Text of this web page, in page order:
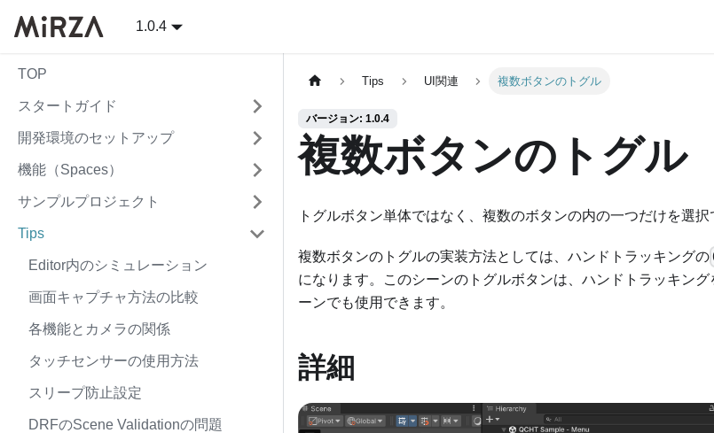
1.0.4
TOP
スタートガイド
開発環境のセットアップ
機能（Spaces）
サンプルプロジェクト
Tips
Editor内のシミュレーション
画面キャプチャ方法の比較
各機能とカメラの関係
タッチセンサーの使用方法
スリープ防止設定
DRFのScene Validationの問題
Tips UI関連 複数ボタンのトグル
バージョン: 1.0.4
複数ボタンのトグル
トグルボタン単体ではなく、複数のボタンの内の一つだけを選
複数ボタンのトグルの実装方法としては、ハンドトラッキングの
になります。このシーンのトグルボタンは、ハンドトラッキン
ーンでも使用できます。
詳細